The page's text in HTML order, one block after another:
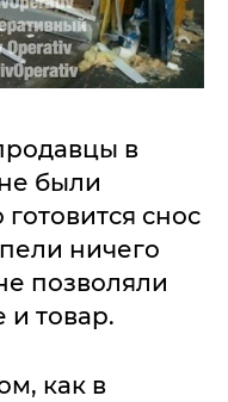
в
были
снос
ничего
позволяли
и товар.
как в